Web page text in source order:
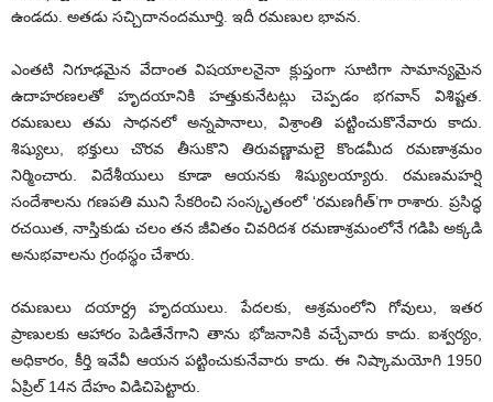
ఉండదు. అతడు సచ్చిదానందమూర్తి. ఇదీ రమణుల భావన.
ఎంతటి నిగూఢమైన వేదాంత విషయాలనైనా క్లుప్తంగా సూటిగా సామాన్యమైన
ఉదాహరణలతో హృదయానికి హత్తుకునేటట్లు చెప్పడం భగవాన్‌ విశిష్టత.
రమణులు తమ సాధనలో అన్నపానాలు, విశ్రాంతి పట్టించుకొనేవారు కాదు.
శిష్యులు, భక్తులు చొరవ తీసుకొని తిరువణ్ణామలై కొండమీద రమణాశ్రమం
నిర్మించారు. విదేశీయులు కూడా ఆయనకు శిష్యులయ్యారు. రమణమహర్షి
సందేశాలను గణపతి ముని సేకరించి సంస్కృతంలో ‘రమణగీత్‌’గా రాశారు. ప్రసిద్ధ
రచయిత, నాస్తికుడు చలం తన జీవితం చివరిదశ రమణాశ్రమంలోనే గడిపి అక్కడి
అనుభవాలను గ్రంథస్థం చేశారు.
రమణులు దయార్ద్ర హృదయులు. పేదలకు, ఆశ్రమంలోని గోవులు, ఇతర
ప్రాణులకు ఆహారం పెడితేనేగాని తాను భోజనానికి వచ్చేవారు కాదు. ఐశ్వర్యం,
అధికారం, కీర్తి ఇవేవీ ఆయన పట్టించుకునేవారు కాదు. ఈ నిష్కామయోగి 1950
ఏప్రిల్‌ 14న దేహం విడిచిపెట్టారు.